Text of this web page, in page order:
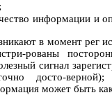
информации и
в момент рег
рованы
сигнал
досто-
может быть